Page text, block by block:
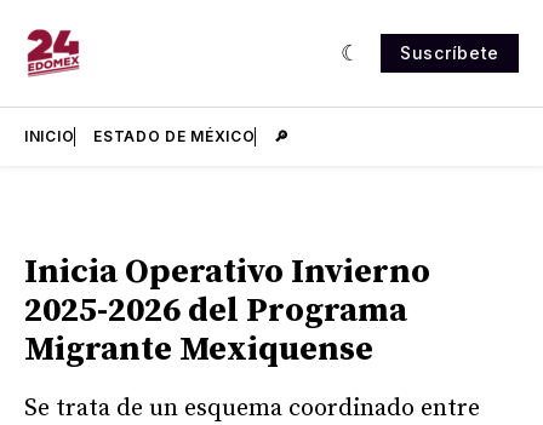
Suscríbete
INICIO ESTADO DE MÉXICO 🔎
Inicia Operativo Invierno
2025-2026 del Programa
Migrante Mexiquense
Se trata de un esquema coordinado entre